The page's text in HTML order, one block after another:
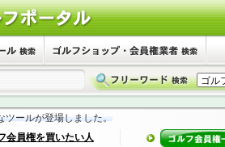
ツールが登場しました。
会員権を買いたい人